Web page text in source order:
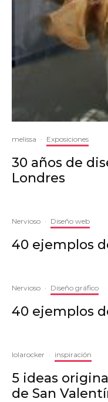
melissa · Exposiciones
30 años de
Londres
Nervioso · Diseño web
40 ejemplos
Nervioso · Diseño gráfico
40 ejemplos
lolarocker · inspiración
5 ideas
de San